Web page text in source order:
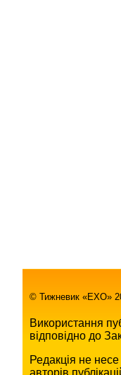
© Тижневик «EХO»
Використання
відповідно до
Редакція не
авторів